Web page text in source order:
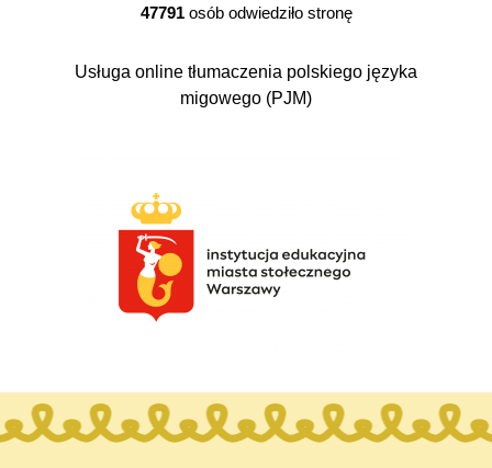
47791osób odwiedziło stronę
Usługa online tłumaczenia polskiego języka
migowego (PJM)